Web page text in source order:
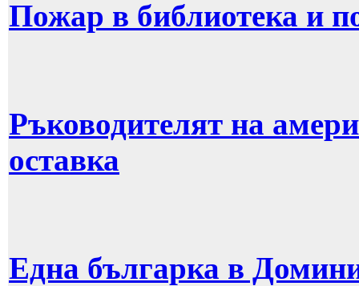
Пожар в библиотека и
Ръководителят на
оставка
Една българка в